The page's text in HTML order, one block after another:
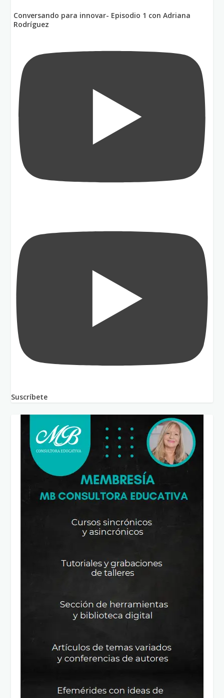
Conversando para innovar- Episodio 1 con Adriana
Rodríguez
Suscríbete